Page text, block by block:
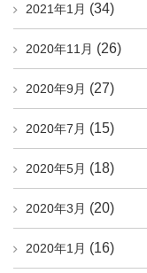
2021年1月 (34)
2020年11月 (26)
2020年9月 (27)
2020年7月 (15)
2020年5月 (18)
2020年3月 (20)
2020年1月 (16)